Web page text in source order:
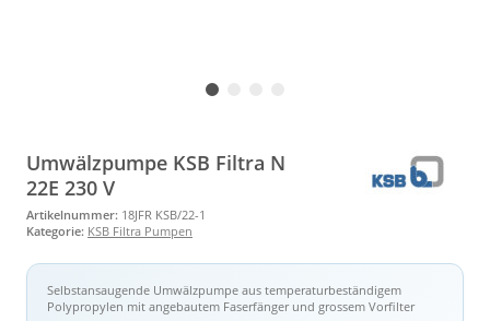
Umwälzpumpe KSB Filtra N
22E 230 V
Artikelnummer: 18JFR KSB/22-1
Kategorie: KSB Filtra Pumpen
Selbstansaugende Umwälzpumpe aus temperaturbeständigem
Polypropylen mit angebautem Faserfänger und grossem Vorfilter